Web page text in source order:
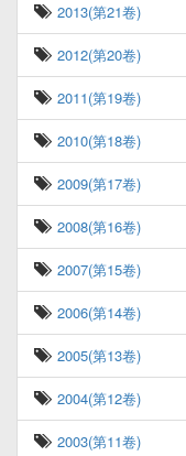
2013(第21卷)
2012(第20卷)
2011(第19卷)
2010(第18卷)
2009(第17卷)
2008(第16卷)
2007(第15卷)
2006(第14卷)
2005(第13卷)
2004(第12卷)
2003(第11卷)